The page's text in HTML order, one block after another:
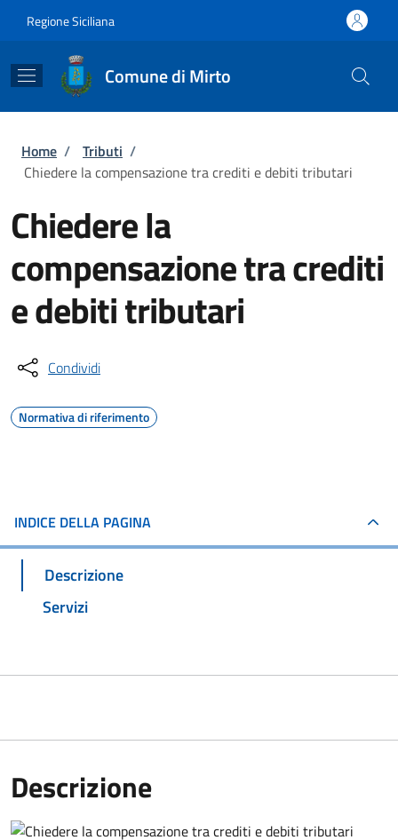
Regione Siciliana
Comune di Mirto
Briciole di pane
Home / Tributi /
Chiedere la compensazione tra crediti e debiti tributari
Chiedere la
compensazione tra crediti
e debiti tributari
Condividi
Normativa di riferimento
INDICE DELLA PAGINA
Descrizione
Servizi
Descrizione